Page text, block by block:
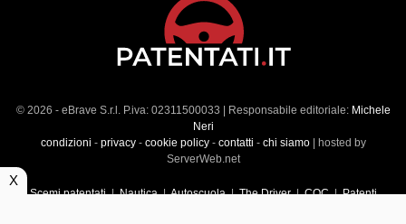
© 2026 - eBrave S.r.l. P.iva: 02311500033 | Responsabile editoriale: Michele
Neri
condizioni - privacy- cookie policy- contatti - chi siamo| hosted by
ServerWeb.net
Scemi patentati|Nautica|Autoscuola|The Driver|CQC|Patenti
X